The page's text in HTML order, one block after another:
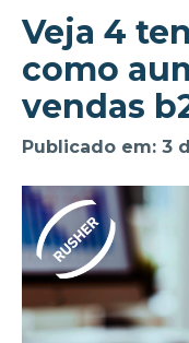
Veja 4
como
vendas
Publicado em: 3